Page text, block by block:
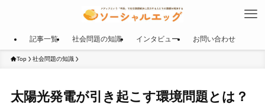
記事一覧 社会問題の知識 インタビュー お問い合わせ
Top 社会問題の知識
太陽光発電が引き起こす環境問題とは？